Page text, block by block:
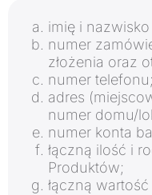
imię i
numer
złożenia oraz
numer telefonu;
adres
numer domu/
numer konta
łączną ilość i
Produktów;
łączną